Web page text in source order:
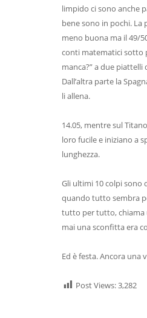
limpido ci sono anche
bene sono in pochi. La
meno buona ma il 49/
conti matematici sotto
manca?” a due
Dall’altra parte la
li allena.
14.05, mentre sul
loro fucile e iniziano a
lunghezza.
Gli ultimi 10 colpi sono
quando tutto sembra
tutto per tutto, chiama
mai una sconfitta era
Ed è festa. Ancora una
Post Views:3,282